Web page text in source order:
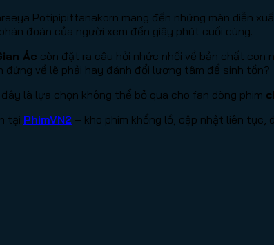
Potipipittanakorn mang đến những màn diễn
đoán của người xem đến giây phút cuối cùng.
Ác còn đặt ra câu hỏi nhức nhối về bản chất
về lẽ phải hay đánh đổi lương tâm để sinh tồn?
là lựa chọn không thể bỏ qua cho fan dòng phim
tại PhimVN2 – kho phim khổng lồ, cập nhật liên